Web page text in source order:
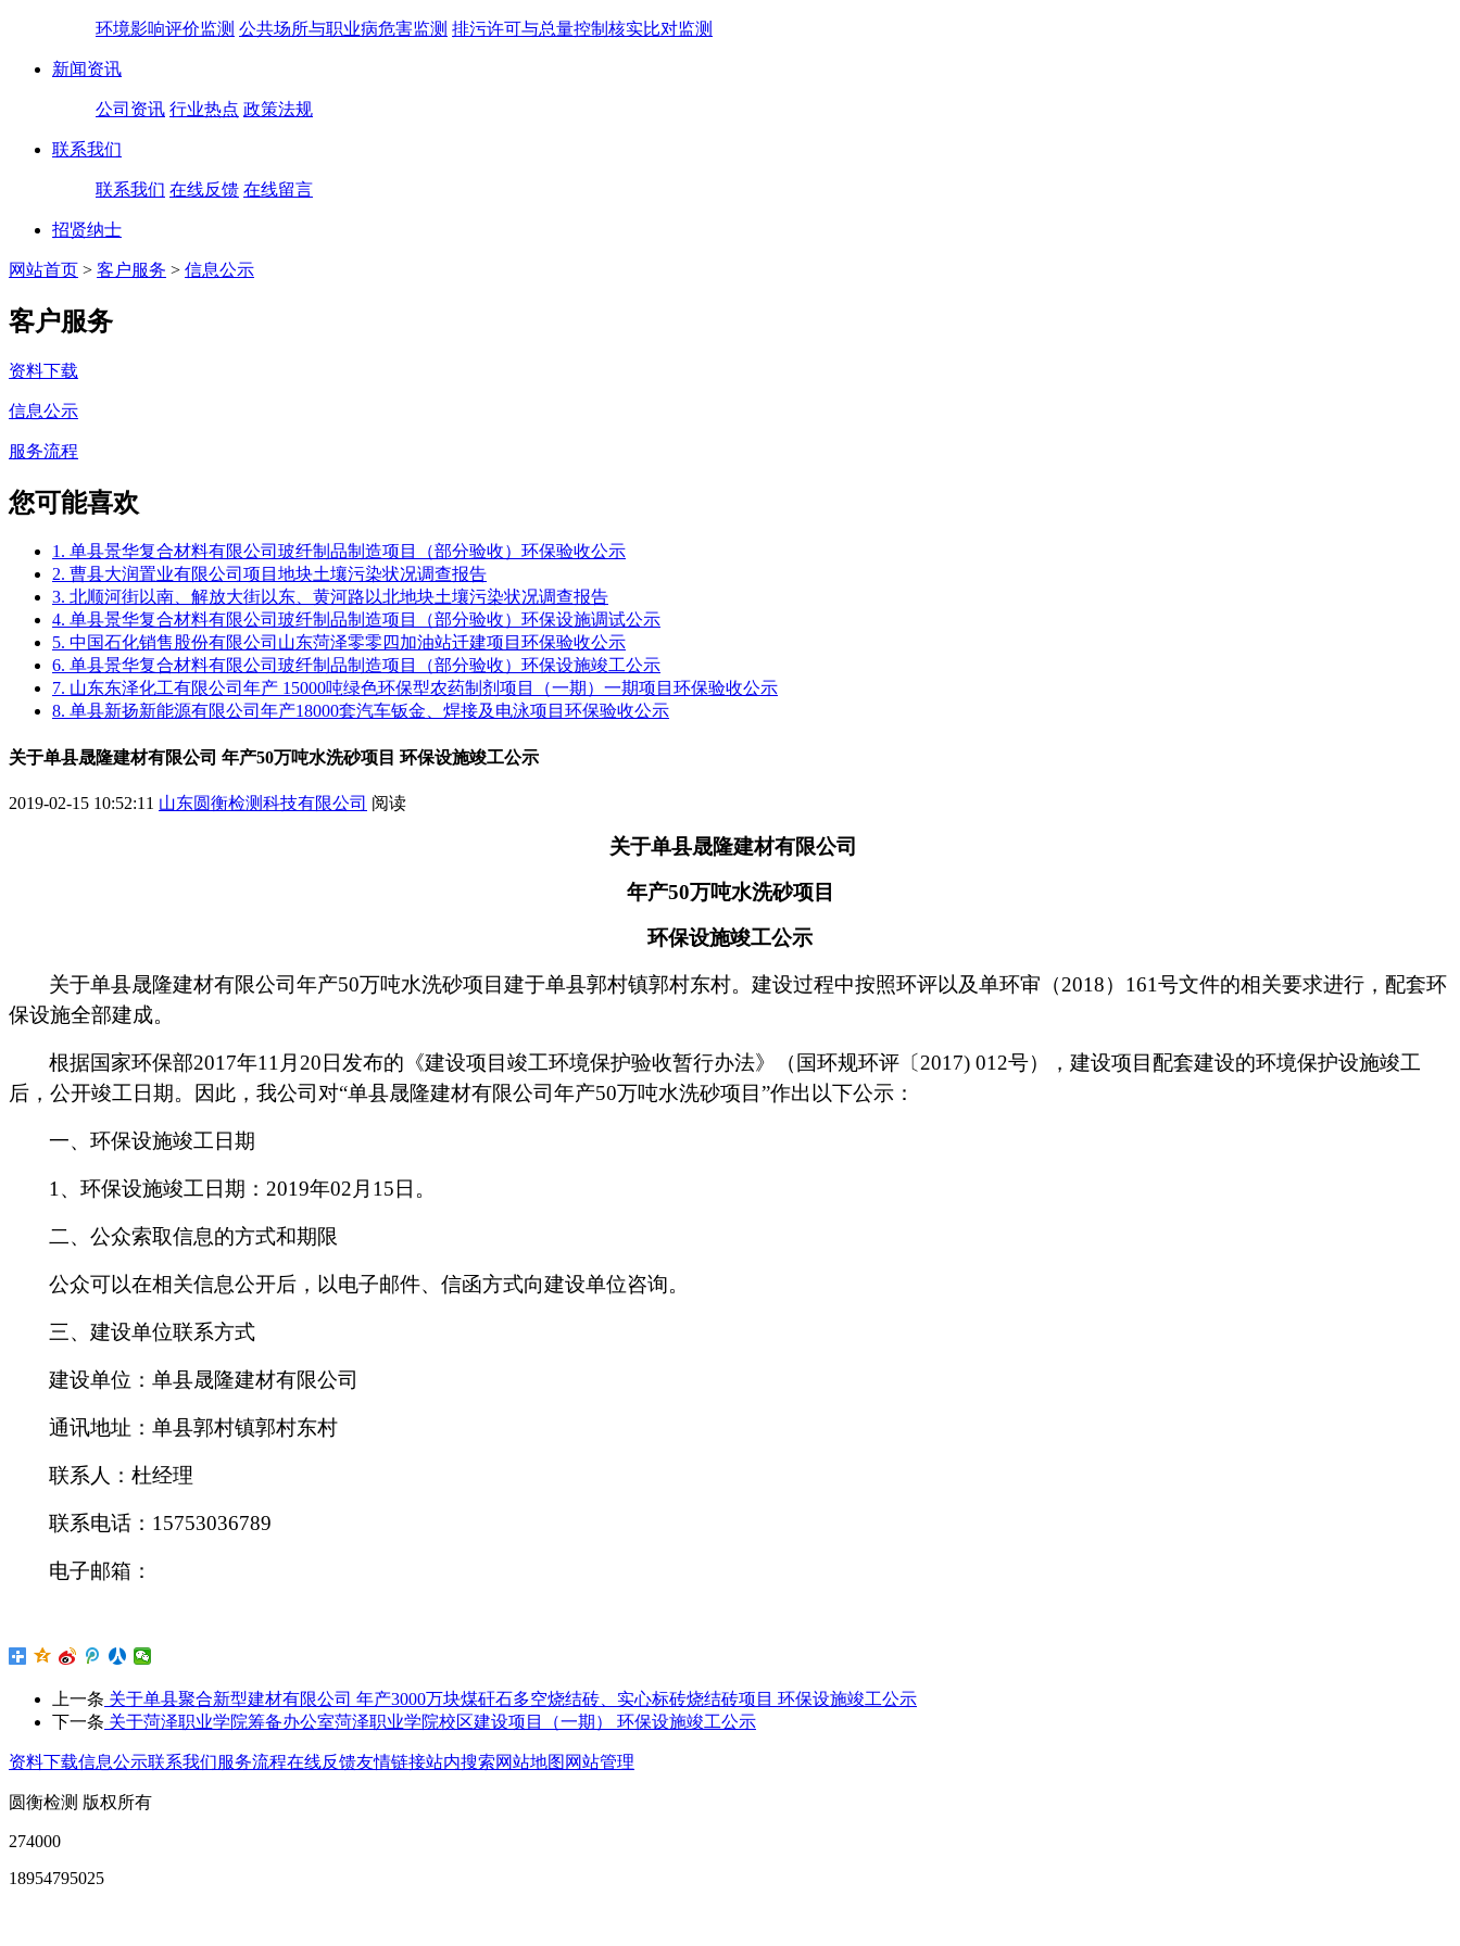
环境影响评价监测 公共场所与职业病危害监测 排污许可与总量控制核实比对监测
新闻资讯
公司资讯 行业热点 政策法规
联系我们
联系我们 在线反馈 在线留言
招贤纳士
网站首页 > 客户服务 > 信息公示
客户服务
资料下载
信息公示
服务流程
您可能喜欢
1. 单县景华复合材料有限公司玻纤制品制造项目（部分验收）环保验收公示
2. 曹县大润置业有限公司项目地块土壤污染状况调查报告
3. 北顺河街以南、解放大街以东、黄河路以北地块土壤污染状况调查报告
4. 单县景华复合材料有限公司玻纤制品制造项目（部分验收）环保设施调试公示
5. 中国石化销售股份有限公司山东菏泽零零四加油站迁建项目环保验收公示
6. 单县景华复合材料有限公司玻纤制品制造项目（部分验收）环保设施竣工公示
7. 山东东泽化工有限公司年产 15000吨绿色环保型农药制剂项目（一期）一期项目环保验收公示
8. 单县新扬新能源有限公司年产18000套汽车钣金、焊接及电泳项目环保验收公示
关于单县晟隆建材有限公司 年产50万吨水洗砂项目 环保设施竣工公示
2019-02-15 10:52:11 山东圆衡检测科技有限公司 阅读
关于单县晟隆建材有限公司
年产50万吨水洗砂项目
环保设施竣工公示
关于单县晟隆建材有限公司年产50万吨水洗砂项目建于单县郭村镇郭村东村。建设过程中按照环评以及单环审（2018）161号文件的相关要求进行，配套环
保设施全部建成。
根据国家环保部2017年11月20日发布的《建设项目竣工环境保护验收暂行办法》（国环规环评〔2017) 012号），建设项目配套建设的环境保护设施竣工
后，公开竣工日期。因此，我公司对“单县晟隆建材有限公司年产50万吨水洗砂项目 ”作出以下公示：
一、环保设施竣工日期
1、环保设施竣工日期：2019年02 月 15 日。
二、公众索取信息的方式和期限
公众可以在相关信息公开后，以电子邮件、信函方式向建设单位咨询。
三、建设单位联系方式
建设单位： 单县晟隆建材有限公司
通讯地址： 单县郭村镇郭村东村
联系人： 杜经理
联系电话： 15753036789
电子邮箱：
上一条 关于单县聚合新型建材有限公司 年产3000万块煤矸石多空烧结砖、实心标砖烧结砖项目 环保设施竣工公示
下一条 关于菏泽职业学院筹备办公室菏泽职业学院校区建设项目（一期） 环保设施竣工公示
资料下载信息公示联系我们服务流程在线反馈友情链接站内搜索网站地图 网站管理
圆衡检测 版权所有
274000
18954795025